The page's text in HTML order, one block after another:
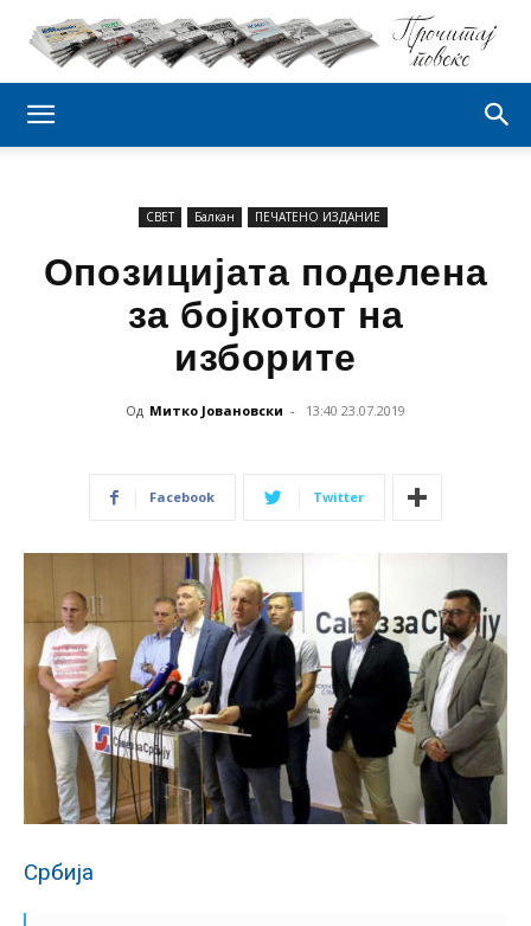
СВЕТ Балкан ПЕЧАТЕНО ИЗДАНИЕ
Опозицијата поделена
за бојкотот на
изборите
Од Митко Јовановски - 13:40 23.07.2019
Facebook Twitter
Србија